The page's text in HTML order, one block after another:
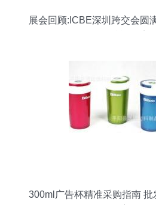
展会回顾:ICBE深圳跨交会圆
300ml广告杯精准采购指南